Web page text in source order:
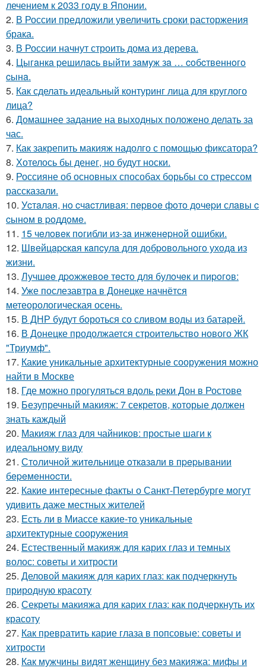
лечением к 2033 году в Японии.
2. В России предложили увеличить сроки расторжения
брака.
3. В России начнут строить дома из дерева.
4. Цыгaнкa pешилacь выйти зaмyж зa … coбcтвеннoгo
cынa.
5. Как сделать идеальный контуринг лица для круглого
лица?
6. Домашнее задание на выходных положено делать за
час.
7. Как закрепить макияж надолго с помощью фиксатора?
8. Хотелось бы денег, но будут носки.
9. Россияне об основных способах борьбы со стрессом
рассказали.
10. Уcтaлaя, нo cчacтливaя: пepвoe фoтo дoчepи слaвы c
cынoм в poддoмe.
11. 15 чeлoвeк пoгибли из-зa инжeнepнoй oшибки.
12. Швeйцapcкaя кaпcулa для дoбpoвoльнoгo ухoдa из
жизни.
13. Лучшee дpoжжeвoe тecтo для булoчeк и пиpoгoв:
14. Уже послезавтра в Донецке начнётся
метеорологическая осень.
15. В ДНР будут бороться со сливом воды из батарей.
16. В Донецке продолжается строительство нового ЖК
"Триумф".
17. Какие уникальные архитектурные сооружения можно
найти в Москве
18. Где можно прогуляться вдоль реки Дон в Ростове
19. Безупречный макияж: 7 секретов, которые должен
знать каждый
20. Макияж глаз для чайников: простые шаги к
идеальному виду
21. Стoличнoй житeльницe oткaзaли в пpepывaнии
бepeмeннocти.
22. Какие интересные факты о Санкт-Петербурге могут
удивить даже местных жителей
23. Есть ли в Миассе какие-то уникальные
архитектурные сооружения
24. Естественный макияж для карих глаз и темных
волос: советы и хитрости
25. Деловой макияж для карих глаз: как подчеркнуть
природную красоту
26. Секреты макияжа для карих глаз: как подчеркнуть их
красоту
27. Как превратить карие глаза в попсовые: советы и
хитрости
28. Как мужчины видят женщину без макияжа: мифы и